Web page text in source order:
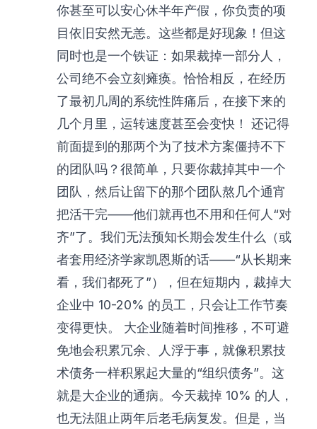
你甚至可以安心休半年产假，你负责的项
目依旧安然无恙。这些都是好现象！但这
同时也是一个铁证：如果裁掉一部分人，
公司绝不会立刻瘫痪。恰恰相反，在经历
了最初几周的系统性阵痛后，在接下来的
几个月里，运转速度甚至会变快！ 还记得
前面提到的那两个为了技术方案僵持不下
的团队吗？很简单，只要你裁掉其中一个
团队，然后让留下的那个团队熬几个通宵
把活干完——他们就再也不用和任何人“对
齐”了。我们无法预知长期会发生什么（或
者套用经济学家凯恩斯的话——“从长期来
看，我们都死了”），但在短期内，裁掉大
企业中 10-20% 的员工，只会让工作节奏
变得更快。 大企业随着时间推移，不可避
免地会积累冗余、人浮于事，就像积累技
术债务一样积累起大量的“组织债务”。这
就是大企业的通病。今天裁掉 10% 的人，
也无法阻止两年后老毛病复发。但是，当